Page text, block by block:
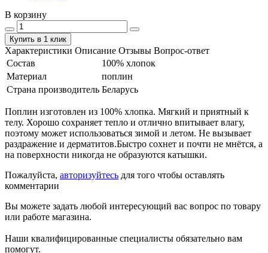
В корзину
Купить в 1 клик
Характеристики Описание Отзывы Вопрос-ответ
Состав
100% хлопок
Материал
поплин
Страна производитель Беларусь
Поплин изготовлен из 100% хлопка. Мягкий и приятный к
телу. Хорошо сохраняет тепло и отлично впитывает влагу,
поэтому может использоваться зимой и летом. Не вызывает
раздражение и дерматитов.Быстро сохнет и почти не мнётся, а
на поверхности никогда не образуются катышки.
Пожалуйста, авторизуйтесь для того чтобы оставлять
комментарии
Вы можете задать любой интересующий вас вопрос по товару
или работе магазина.
Наши квалифицированные специалисты обязательно вам
помогут.